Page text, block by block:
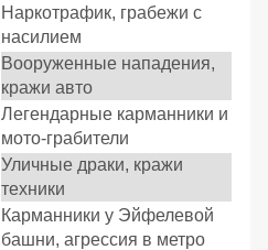
Наркотрафик, грабежи с
насилием
Вооруженные нападения,
кражи авто
Легендарные карманники и
мото-грабители
Уличные драки, кражи
техники
Карманники у Эйфелевой
башни, агрессия в метро